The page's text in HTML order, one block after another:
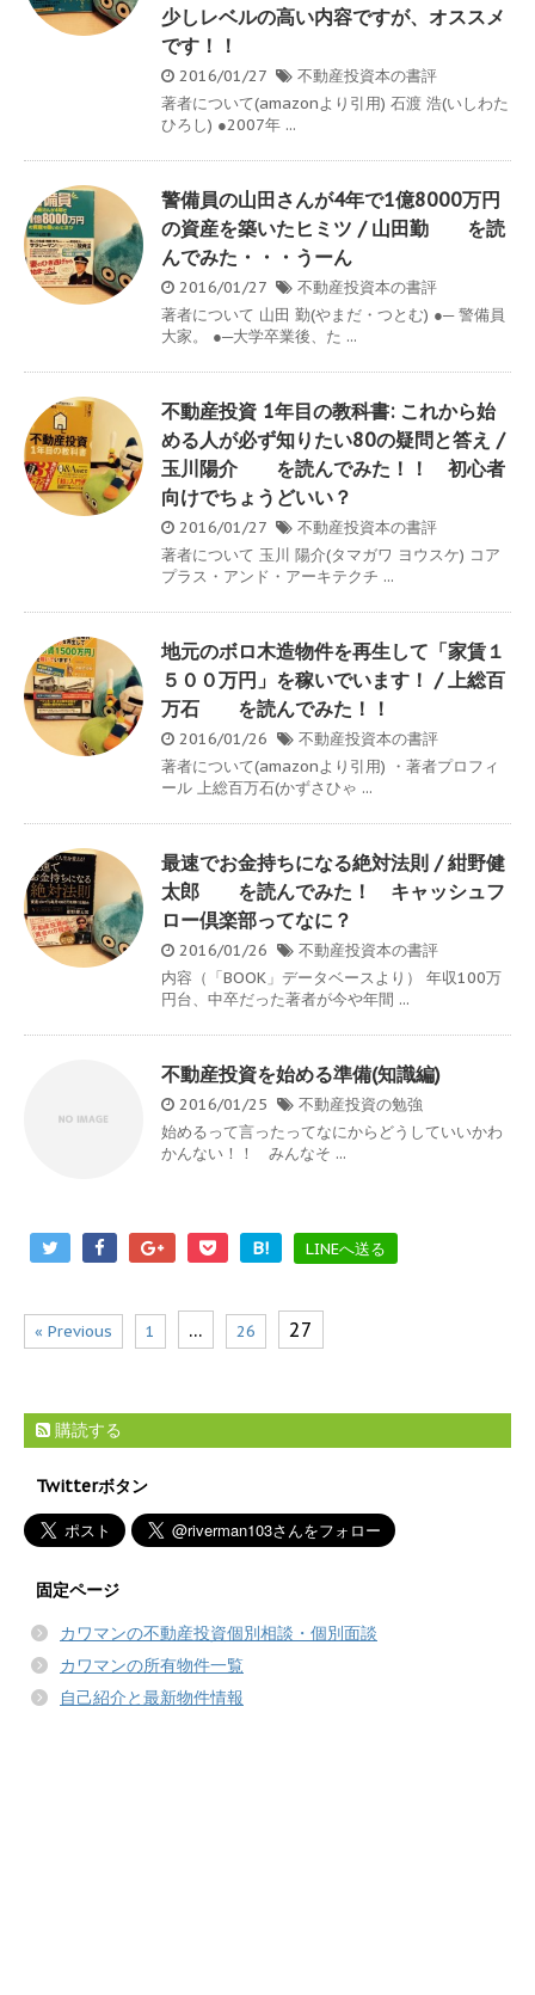
少しレベルの高い内容ですが、オススメ
です！！
2016/01/27
不動産投資本の書評
著者について(amazonより引用) 石渡 浩(いしわた
ひろし) ●2007年 ...
警備員の山田さんが4年で1億8000万円
の資産を築いたヒミツ / 山田勤 を読
んでみた・・・うーん
2016/01/27
不動産投資本の書評
著者について 山田 勤(やまだ・つとむ) ●─ 警備員
大家。 ●─大学卒業後、た ...
不動産投資 1年目の教科書: これから始
める人が必ず知りたい80の疑問と答え /
玉川陽介 を読んでみた！！ 初心者
向けでちょうどいい？
2016/01/27
不動産投資本の書評
著者について 玉川 陽介(タマガワ ヨウスケ) コア
プラス・アンド・アーキテクチ ...
地元のボロ木造物件を再生して「家賃１
５００万円」を稼いでいます！ / 上総百
万石 を読んでみた！！
2016/01/26
不動産投資本の書評
著者について(amazonより引用) ・著者プロフィ
ール 上総百万石(かずさひゃ ...
最速でお金持ちになる絶対法則 / 紺野健
太郎 を読んでみた！ キャッシュフ
ロー倶楽部ってなに？
2016/01/26
不動産投資本の書評
内容（「BOOK」データベースより） 年収100万
円台、中卒だった著者が今や年間 ...
不動産投資を始める準備(知識編)
2016/01/25
不動産投資の勉強
始めるって言ったってなにからどうしていいかわ
かんない！！ みんなそ ...
B! LINEへ送る
« Previous 1 … 26 27
購読する
Twitterボタン
固定ページ
カワマンの不動産投資個別相談・個別面談
カワマンの所有物件一覧
自己紹介と最新物件情報